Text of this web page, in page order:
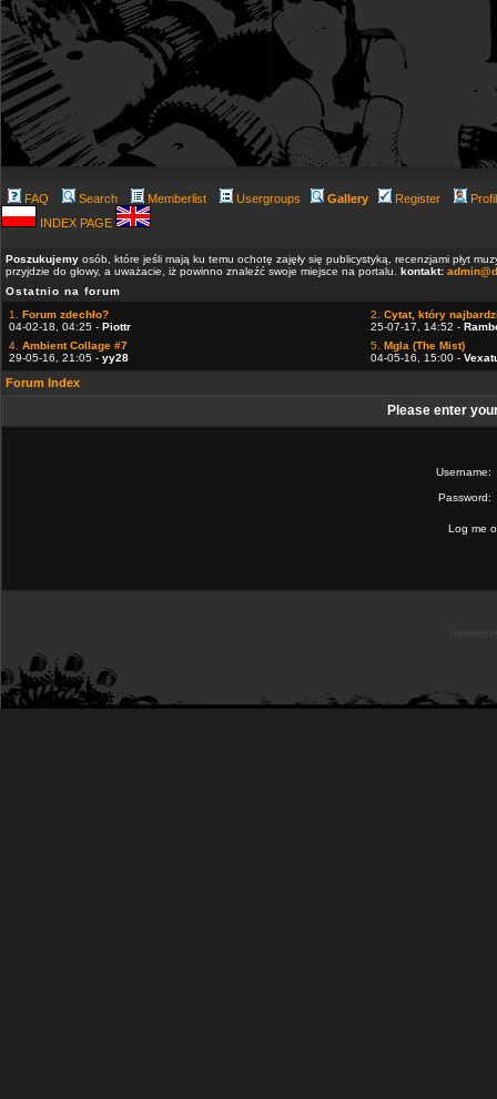
FAQ Search Memberlist Usergroups Gallery Register
INDEX PAGE
Poszukujemy osób, które jeśli mają ku temu ochotę zajęły się publicystyką, recenzjami płyt
przyjdzie do głowy, a uważacie, iż powinno znaleźć swoje miejsce na portalu. kontakt:
Ostatnio na forum
1. Forum zdechło?
04-02-18, 04:25 - Piottr
2. Cytat, który
25-07-17, 14:52 -
4. Ambient Collage #7
29-05-16, 21:05 - yy28
5. Mgla (The Mist)
04-05-16, 15:00 -
Forum Index
Please enter
Username:
Password:
Log me